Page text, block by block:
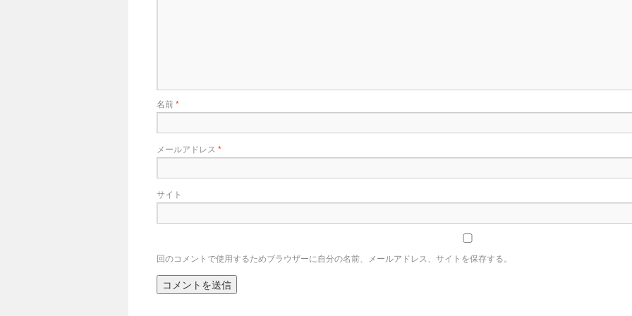
名前*
メールアドレス *
サイト
回のコメントで使用するためブラウザーに自分の名前、メールアドレス、サイトを保存する。